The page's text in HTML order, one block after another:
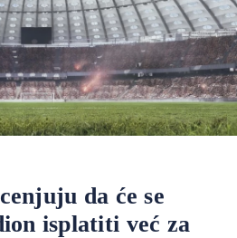
da će se
isplatiti već za